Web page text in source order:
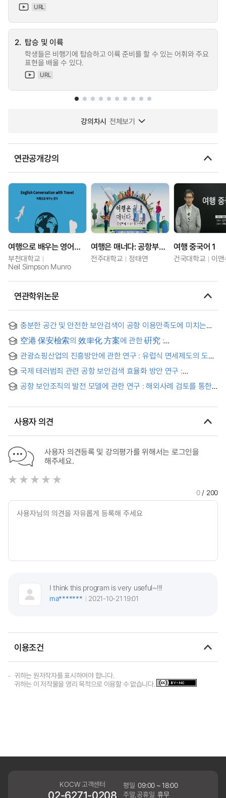
URL
2. 탑승 및 이륙
학생들은 비행기에 탑승하고 이륙 준비를 할 수 있는 어휘와 주요
표현을 배울 수 있다.
URL
강의차시 전체보기
연관공개강의
여행으로 배우는 영어회화
부천대학교
Neil Simpson Munro
여행은 매너다: 공항부터 기내까지 안전하게
전주대학교 정태연
여행 중국어 1
건국대학교 이
연관학위논문
충분한 공간 및 안전한 보안검색이 공항 이용만족도에 미치는
영향 : 김포국제공항 사례를 중심으로 = The Impact of
Sufficient Space and Secure Security Checks on Airport
User Satisfaction: Focused on Gimpo International Airport
空港 保安檢索의 效率化 方案에 관한 硏究 :
Improve the Efficiency of Airport Security Search With
Focus on Incheon International Airport
관광쇼핑산업의 진흥방안에 관한 연구 : 유럽식 면세제도의 도입
Tourism Shopping Industry : Focused on the Troducing
European Tax Refund system for Tourists into Korean
Market and its Implementation
국제 테러범죄 관련 공항 보안검색 효율화 방안 연구 :
security checks against international terrorism
공항 보안조직의 발전 모델에 관한 연구 : 해외사례 검토를 통한
사용자 의견
사용자 의견등록 및 강의평가를 위해서는 로그인을
해주세요.
0/ 200
I think this program is very useful~!!!
ma*******
2021-10-21 19:01
이용조건
귀하는 원저작자를 표시하여야 합니다.
귀하는 이 저작물을 영리 목적으로 이용할 수 없습니다.
KOCW 고객센터
02-6271-0208
평일 09:00 ~ 18:00
주말,공휴일 휴무